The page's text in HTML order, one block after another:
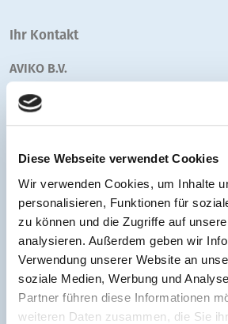
Diese Webseite verwendet Cookies
Wir verwenden Cookies, um Inhalte
personalisieren, Funktionen für
zu können und die Zugriffe auf
analysieren. Außerdem geben wir
Verwendung unserer Website an
soziale Medien, Werbung und
Partner führen diese Informationen
weiteren Daten zusammen, die Sie
Ihr Kontakt
AVIKO B.V.
Ansprechpartner: Denis
Gasparac
E-Mail senden